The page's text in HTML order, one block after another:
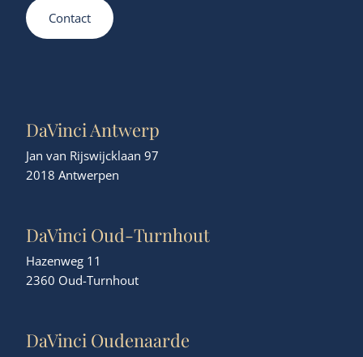
Contact
DaVinci Antwerp
Jan van Rijswijcklaan 97
2018 Antwerpen
DaVinci Oud-Turnhout
Hazenweg 11
2360 Oud-Turnhout
DaVinci Oudenaarde